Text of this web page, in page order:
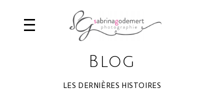
Blog
LES DERNIÈRES HISTOIRES